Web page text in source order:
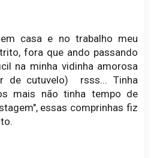
casa e no trabalho meu
fora que ando passando
na minha vidinha amorosa
de cutuvelo) rsss... Tinha
mais não tinha tempo de
essas comprinhas fiz